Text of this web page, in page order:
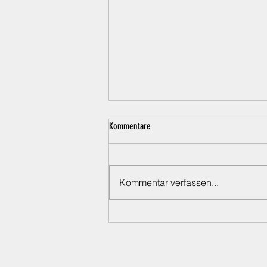
Kommentare
Kommentar verfassen...